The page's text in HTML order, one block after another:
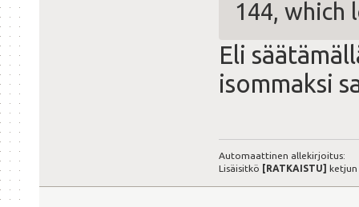
144, which
Eli
isommaksi
Automaattinen allekirjoitus:
Lisäisitkö [RATKAISTU]